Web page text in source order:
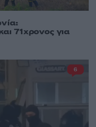
71χρονος για
6